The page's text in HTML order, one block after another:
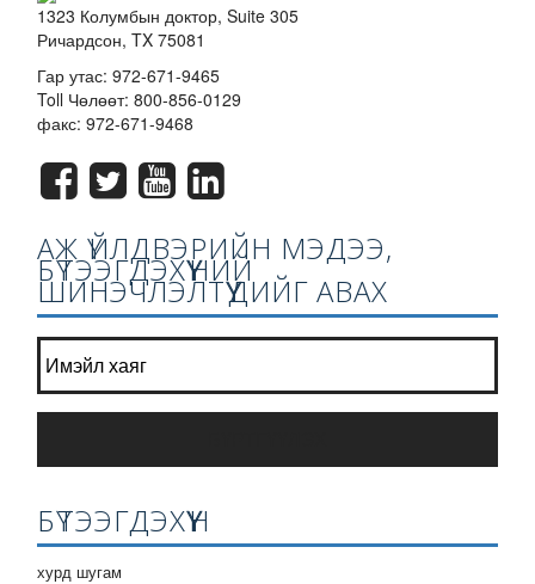
1323 Колумбын доктор, Suite 305
Ричардсон, TX 75081
Гар утас: 972-671-9465
Toll Чөлөөт: 800-856-0129
факс: 972-671-9468
АЖ ҮЙЛДВЭРИЙН МЭДЭЭ,
БҮТЭЭГДЭХҮҮНИЙ
ШИНЭЧЛЭЛТҮҮДИЙГ АВАХ
Манай сонин жагсаалт нэгдээрэй? *
БҮТЭЭГДЭХҮҮН
хурд шугам